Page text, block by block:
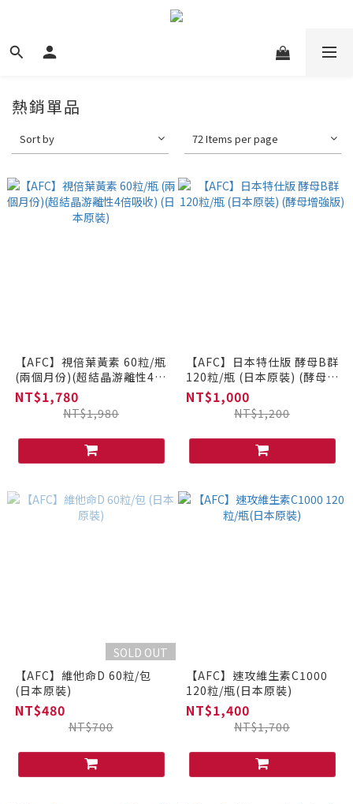
熱銷單品
Sort by 72 Items per page
【AFC】視倍葉黃素 60粒/瓶
(兩個月份)(超結晶游離性4倍
吸收) (日本原裝)
NT$1,780
NT$1,980
【AFC】日本特仕版 酵母B群
120粒/瓶 (日本原裝) (酵母增
強版)
NT$1,000
NT$1,200
SOLD OUT
【AFC】維他命D 60粒/包
(日本原裝)
NT$480
NT$700
【AFC】速攻維生素C1000
120粒/瓶(日本原裝)
NT$1,400
NT$1,700